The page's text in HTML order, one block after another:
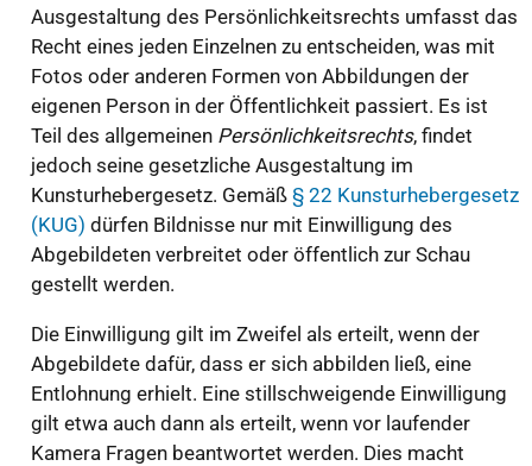
Ausgestaltung des Persönlichkeitsrechts umfasst das
Recht eines jeden Einzelnen zu entscheiden, was mit
Fotos oder anderen Formen von Abbildungen der
eigenen Person in der Öffentlichkeit passiert. Es ist
Teil des allgemeinen Persönlichkeitsrechts, findet
jedoch seine gesetzliche Ausgestaltung im
Kunsturhebergesetz. Gemäß § 22 Kunsturhebergesetz
(KUG) dürfen Bildnisse nur mit Einwilligung des
Abgebildeten verbreitet oder öffentlich zur Schau
gestellt werden.
Die Einwilligung gilt im Zweifel als erteilt, wenn der
Abgebildete dafür, dass er sich abbilden ließ, eine
Entlohnung erhielt. Eine stillschweigende Einwilligung
gilt etwa auch dann als erteilt, wenn vor laufender
Kamera Fragen beantwortet werden. Dies macht